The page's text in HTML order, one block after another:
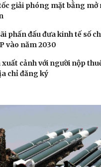
giải phóng mặt bằng mở
phấn đấu đưa kinh tế số
vào năm 2030
cảnh với người nộp
chỉ đăng ký